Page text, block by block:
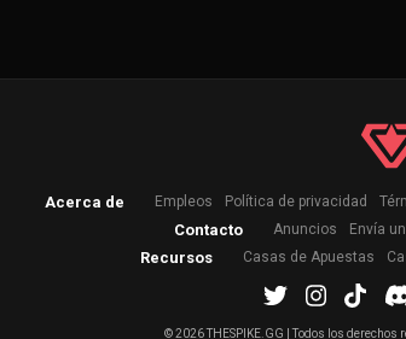
Acerca de Empleos Política de privacidad
Contacto Anuncios Envía
Recursos Casas de Apuestas
©2026 THESPIKE.GG | Todos los